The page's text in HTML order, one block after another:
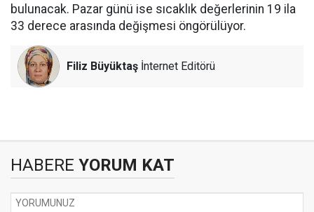
bulunacak. Pazar günü ise sıcaklık değerlerinin 19 ila
33 derece arasında değişmesi öngörülüyor.
Filiz Büyüktaş İnternet Editörü
HABERE YORUM KAT